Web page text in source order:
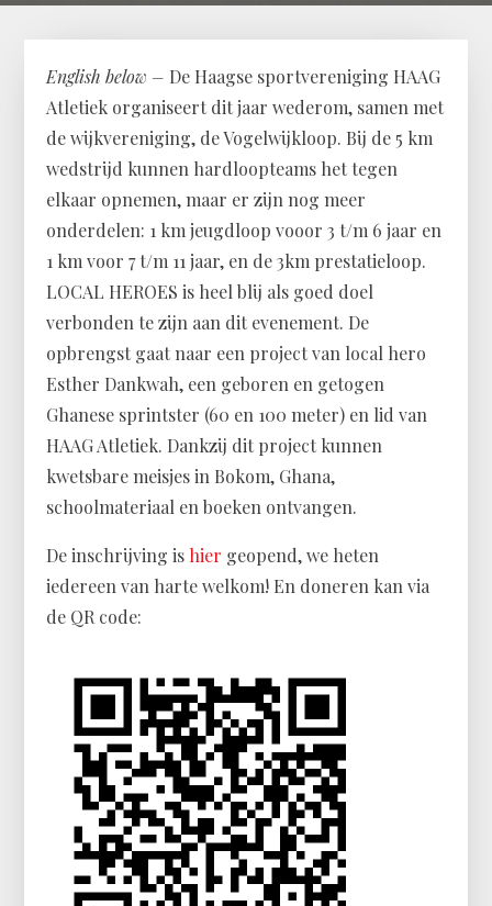
English below – De Haagse sportvereniging HAAG
Atletiek organiseert dit jaar wederom, samen met
de wijkvereniging, de Vogelwijkloop. Bij de 5 km
wedstrijd kunnen hardloopteams het tegen
elkaar opnemen, maar er zijn nog meer
onderdelen: 1 km jeugdloop vooor 3 t/m 6 jaar en
1 km voor 7 t/m 11 jaar, en de 3km prestatieloop.
LOCAL HEROES is heel blij als goed doel
verbonden te zijn aan dit evenement. De
opbrengst gaat naar een project van local hero
Esther Dankwah, een geboren en getogen
Ghanese sprintster (60 en 100 meter) en lid van
HAAG Atletiek. Dankzij dit project kunnen
kwetsbare meisjes in Bokom, Ghana,
schoolmateriaal en boeken ontvangen.
De inschrijving is hier geopend, we heten
iedereen van harte welkom! En doneren kan via
de QR code: